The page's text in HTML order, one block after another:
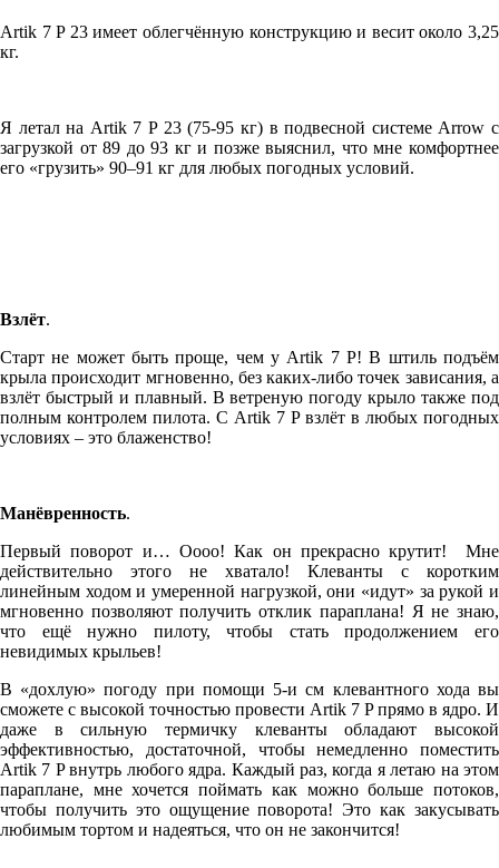
Artik 7 P 23 имеет облегчённую конструкцию и весит около 3,25
кг.
Я летал на Artik 7 P 23 (75-95 кг) в подвесной системе Arrow с
загрузкой от 89 до 93 кг и позже выяснил, что мне комфортнее
его «грузить» 90–91 кг для любых погодных условий.
Взлёт.
Старт не может быть проще, чем у Artik 7 P! В штиль подъём
крыла происходит мгновенно, без каких-либо точек зависания, а
взлёт быстрый и плавный. В ветреную погоду крыло также под
полным контролем пилота. С Artik 7 P взлёт в любых погодных
условиях – это блаженство!
Манёвренность.
Первый поворот и… Оооо! Как он прекрасно крутит!
Мне
действительно этого не хватало! Клеванты с коротким
линейным ходом и умеренной нагрузкой, они «идут» за рукой и
мгновенно позволяют получить отклик параплана! Я не знаю,
что ещё нужно пилоту, чтобы стать продолжением его
невидимых крыльев!
В «дохлую» погоду при помощи 5-и см клевантного хода вы
сможете с высокой точностью провести Artik 7 P прямо в ядро. И
даже в сильную термичку клеванты обладают высокой
эффективностью, достаточной, чтобы немедленно поместить
Artik 7 P внутрь любого ядра. Каждый раз, когда я летаю на этом
параплане, мне хочется поймать как можно больше потоков,
чтобы получить это ощущение поворота! Это как закусывать
любимым тортом и надеяться, что он не закончится!